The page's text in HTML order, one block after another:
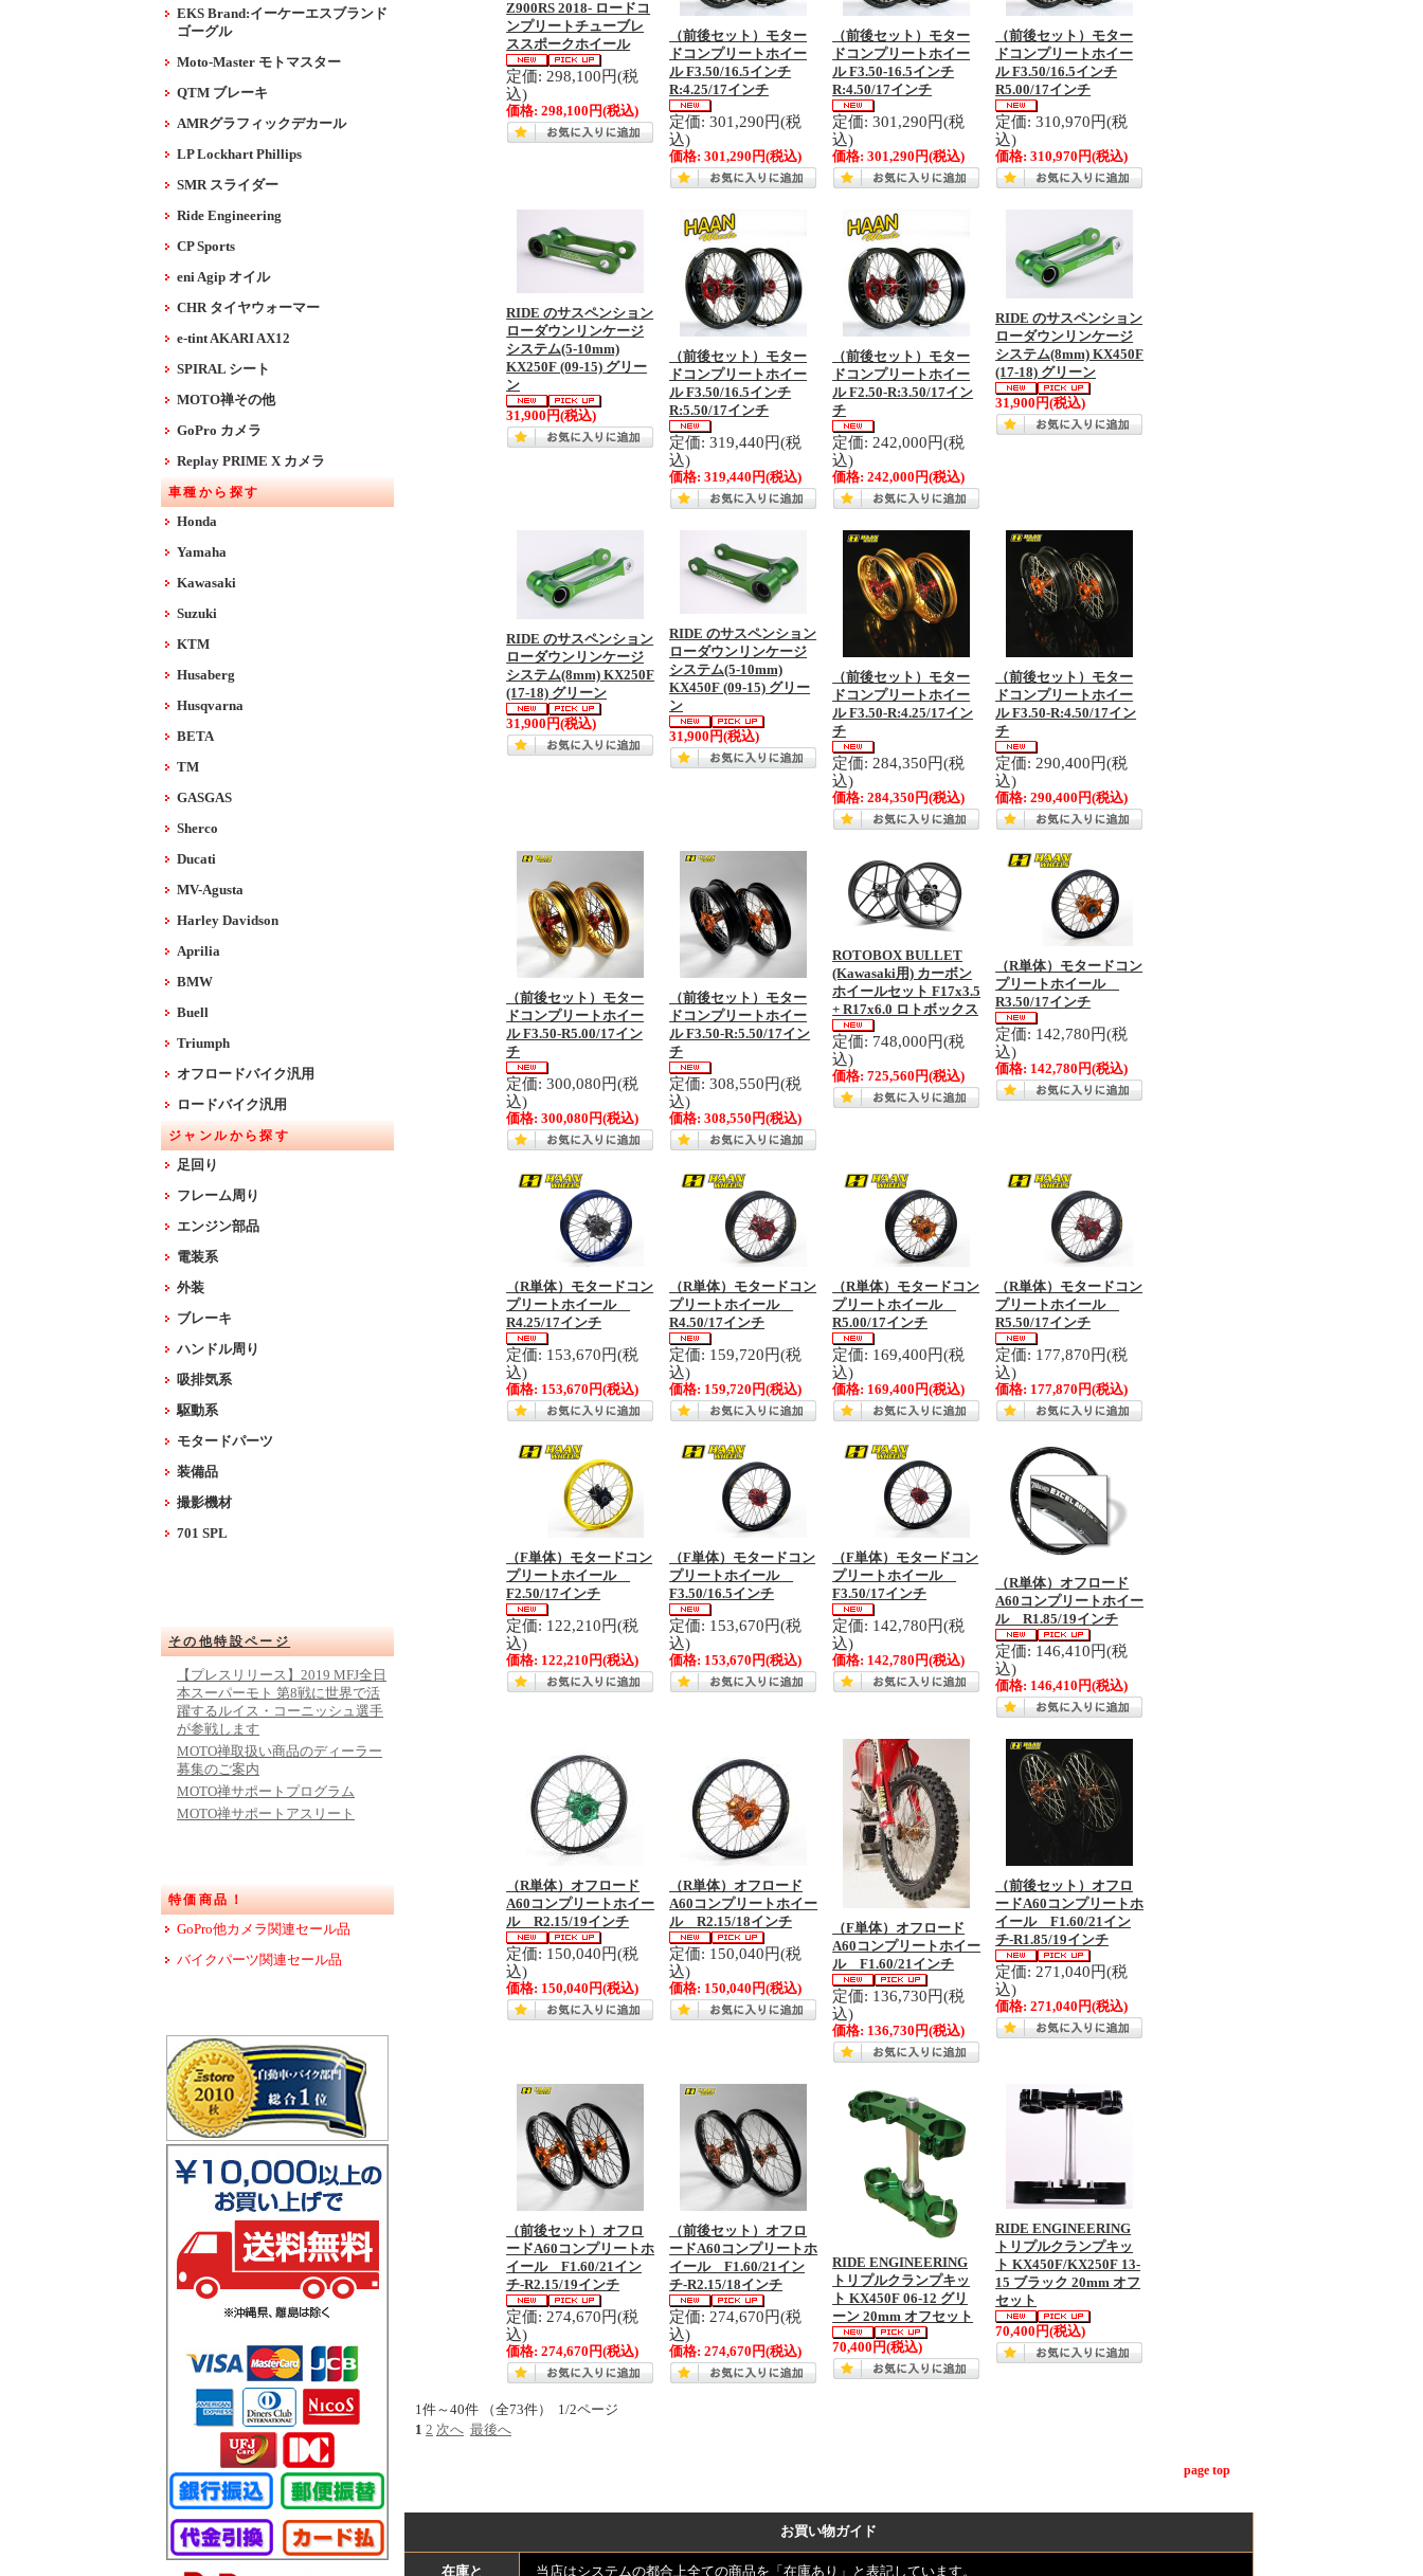
EKS Brand:イーケーエスブランド
ゴーグル
Moto-Master モトマスター
QTM ブレーキ
AMRグラフィックデカール
LP Lockhart Phillips
SMR スライダー
Ride Engineering
CP Sports
eni Agip オイル
CHR タイヤウォーマー
e-tint AKARI AX12
SPIRAL シート
MOTO禅その他
GoPro カメラ
Replay PRIME X カメラ
車種から探す
Honda
Yamaha
Kawasaki
Suzuki
KTM
Husaberg
Husqvarna
BETA
TM
GASGAS
Sherco
Ducati
MV-Agusta
Harley Davidson
Aprilia
BMW
Buell
Triumph
オフロードバイク汎用
ロードバイク汎用
ジャンルから探す
足回り
フレーム周り
エンジン部品
電装系
外装
ブレーキ
ハンドル周り
吸排気系
駆動系
モタードパーツ
装備品
撮影機材
701 SPL
その他特設ページ
【プレスリリース】2019 MFJ全日
本スーパーモト 第8戦に世界で活
躍するルイス・コーニッシュ選手
が参戦します
MOTO禅取扱い商品のディーラー
募集のご案内
MOTO禅サポートプログラム
MOTO禅サポートアスリート
特価商品！
GoPro他カメラ関連セール品
バイクパーツ関連セール品
Z900RS 2018- ロードコ
ンプリートチューブレ
ススポークホイール
定価: 298,100円(税
込)
価格:298,100円(税込)
（前後セット）モター
ドコンプリートホイー
ル F3.50/16.5インチ
R:4.25/17インチ
定価: 301,290円(税
込)
価格:301,290円(税込)
（前後セット）モター
ドコンプリートホイー
ル F3.50-16.5インチ
R:4.50/17インチ
定価: 301,290円(税
込)
価格:301,290円(税込)
（前後セット）モター
ドコンプリートホイー
ル F3.50/16.5インチ
R5.00/17インチ
定価: 310,970円(税
込)
価格:310,970円(税込)
RIDE のサスペンション
ローダウンリンケージ
システム(5-10mm)
KX250F (09-15) グリー
ン
31,900円(税込)
（前後セット）モター
ドコンプリートホイー
ル F3.50/16.5インチ
R:5.50/17インチ
定価: 319,440円(税
込)
価格:319,440円(税込)
（前後セット）モター
ドコンプリートホイー
ル F2.50-R:3.50/17イン
チ
定価: 242,000円(税
込)
価格:242,000円(税込)
RIDE のサスペンション
ローダウンリンケージ
システム(8mm) KX450F
(17-18) グリーン
31,900円(税込)
RIDE のサスペンション
ローダウンリンケージ
システム(8mm) KX250F
(17-18) グリーン
31,900円(税込)
RIDE のサスペンション
ローダウンリンケージ
システム(5-10mm)
KX450F (09-15) グリー
ン
31,900円(税込)
（前後セット）モター
ドコンプリートホイー
ル F3.50-R:4.25/17イン
チ
定価: 284,350円(税
込)
価格:284,350円(税込)
（前後セット）モター
ドコンプリートホイー
ル F3.50-R:4.50/17イン
チ
定価: 290,400円(税
込)
価格:290,400円(税込)
（前後セット）モター
ドコンプリートホイー
ル F3.50-R5.00/17イン
チ
定価: 300,080円(税
込)
価格:300,080円(税込)
（前後セット）モター
ドコンプリートホイー
ル F3.50-R:5.50/17イン
チ
定価: 308,550円(税
込)
価格:308,550円(税込)
ROTOBOX BULLET
(Kawasaki用) カーボン
ホイールセット F17x3.5
+ R17x6.0 ロトボックス
定価: 748,000円(税
込)
価格:725,560円(税込)
（R単体）モタードコン
プリートホイール
R3.50/17インチ
定価: 142,780円(税
込)
価格: 142,780円(税込)
（R単体）モタードコン
プリートホイール
R4.25/17インチ
定価: 153,670円(税
込)
価格: 153,670円(税込)
（R単体）モタードコン
プリートホイール
R4.50/17インチ
定価: 159,720円(税
込)
価格: 159,720円(税込)
（R単体）モタードコン
プリートホイール
R5.00/17インチ
定価: 169,400円(税
込)
価格: 169,400円(税込)
（R単体）モタードコン
プリートホイール
R5.50/17インチ
定価: 177,870円(税
込)
価格: 177,870円(税込)
（F単体）モタードコン
プリートホイール
F2.50/17インチ
定価: 122,210円(税
込)
価格: 122,210円(税込)
（F単体）モタードコン
プリートホイール
F3.50/16.5インチ
定価: 153,670円(税
込)
価格: 153,670円(税込)
（F単体）モタードコン
プリートホイール
F3.50/17インチ
定価: 142,780円(税
込)
価格: 142,780円(税込)
（R単体）オフロード
A60コンプリートホイー
ル R1.85/19インチ
定価: 146,410円(税
込)
価格: 146,410円(税込)
（R単体）オフロード
A60コンプリートホイー
ル R2.15/19インチ
定価: 150,040円(税
込)
価格: 150,040円(税込)
（R単体）オフロード
A60コンプリートホイー
ル R2.15/18インチ
定価: 150,040円(税
込)
価格: 150,040円(税込)
（F単体）オフロード
A60コンプリートホイー
ル F1.60/21インチ
定価: 136,730円(税
込)
価格: 136,730円(税込)
（前後セット）オフロ
ードA60コンプリートホ
イール F1.60/21イン
チ-R1.85/19インチ
定価: 271,040円(税
込)
価格:271,040円(税込)
（前後セット）オフロ
ードA60コンプリートホ
イール F1.60/21イン
チ-R2.15/19インチ
定価: 274,670円(税
込)
価格:274,670円(税込)
（前後セット）オフロ
ードA60コンプリートホ
イール F1.60/21イン
チ-R2.15/18インチ
定価: 274,670円(税
込)
価格:274,670円(税込)
RIDE ENGINEERING
トリプルクランプキッ
ト KX450F 06-12 グリ
ーン 20mm オフセット
70,400円(税込)
RIDE ENGINEERING
トリプルクランプキッ
ト KX450F/KX250F 13-
15 ブラック 20mm オフ
セット
70,400円(税込)
1件～40件 （全73件） 1/2ページ
1 2 次へ 最後へ
page top
お買い物ガイド
在庫と 当店はシステムの都合上全ての商品を「在庫あり」と表記しています。